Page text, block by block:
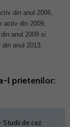
din anul 2006,
activ din 2009,
anul 2009 si
anul 2013.
l prietenilor: